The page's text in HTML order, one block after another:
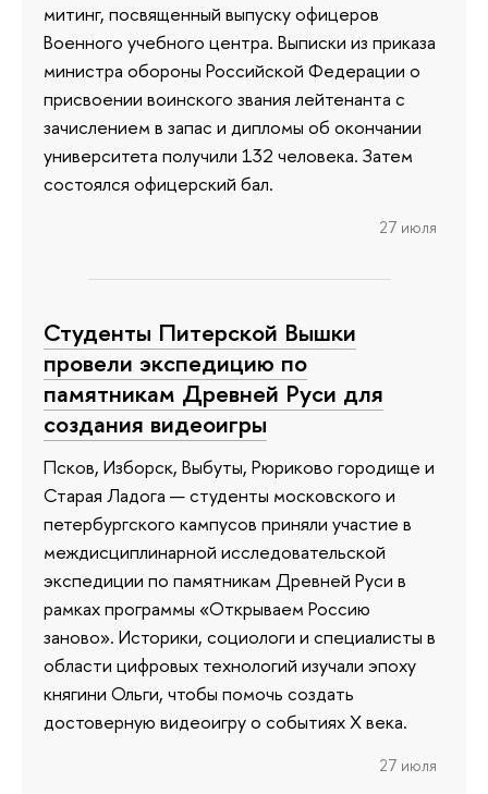
митинг, посвященный выпуску офицеров
Военного учебного центра. Выписки из приказа
министра обороны Российской Федерации о
присвоении воинского звания лейтенанта с
зачислением в запас и дипломы об окончании
университета получили 132 человека. Затем
состоялся офицерский бал.
27 июля
Студенты Питерской Вышки
провели экспедицию по
памятникам Древней Руси для
создания видеоигры
Псков, Изборск, Выбуты, Рюриково городище и
Старая Ладога — студенты московского и
петербургского кампусов приняли участие в
междисциплинарной исследовательской
экспедиции по памятникам Древней Руси в
рамках программы «Открываем Россию
заново». Историки, социологи и специалисты в
области цифровых технологий изучали эпоху
княгини Ольги, чтобы помочь создать
достоверную видеоигру о событиях X века.
27 июля